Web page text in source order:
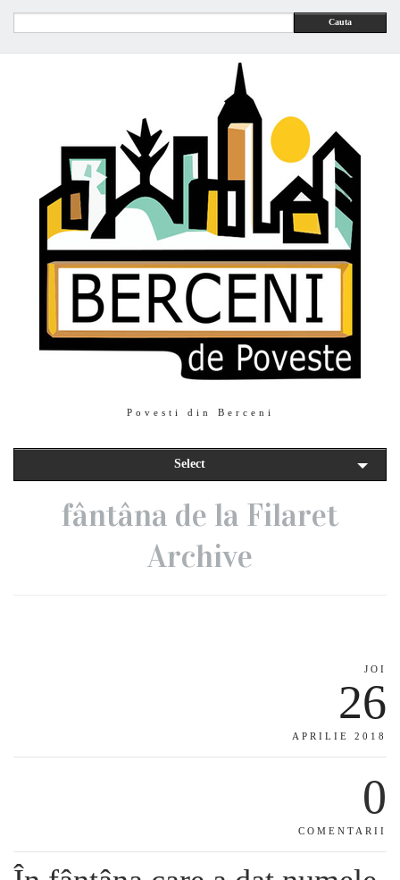
Cauta
Povesti din Berceni
Select
fântâna de la Filaret
Archive
JOI
26
APRILIE 2018
0
COMENTARII